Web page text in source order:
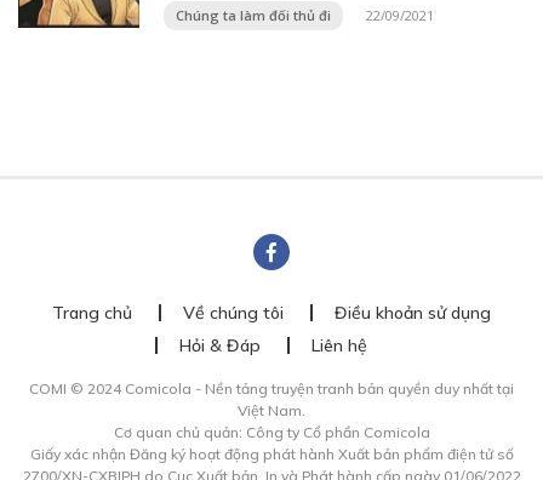
Chúng ta làm đối thủ đi 22/09/2021
Trang chủ Về chúng tôi
Điều khoản sử dụng
Hỏi & Đáp
Liên hệ
COMI © 2024 Comicola - Nền tảng truyện tranh bản quyền duy nhất tại
Việt Nam.
Cơ quan chủ quản: Công ty Cổ phần Comicola
Giấy xác nhận Đăng ký hoạt động phát hành Xuất bản phẩm điện tử số
2700/XN-CXBIPH do Cục Xuất bản, In và Phát hành cấp ngày 01/06/2022